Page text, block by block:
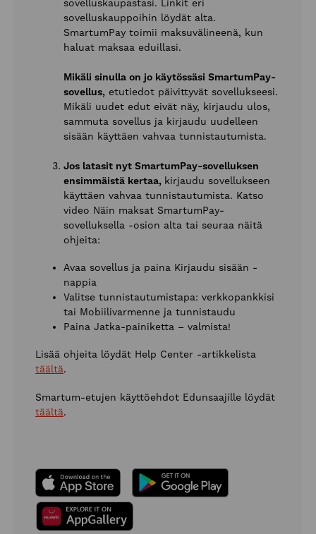
sovelluskaupastasi. Linkit eri
sovelluskauppoihin löydät alta.
SmartumPay toimii maksuvälineenä, kun
haluat maksaa eduillasi.
Mikäli sinulla on jo käytössäsi SmartumPay-
sovellus, etutiedot päivittyvät sovellukseesi.
Mikäli uudet edut eivät näy, kirjaudu ulos,
sammuta sovellus ja kirjaudu uudelleen
sisään käyttäen vahvaa tunnistautumista.
Jos latasit nyt SmartumPay-sovelluksen
ensimmäistä kertaa, kirjaudu sovellukseen
käyttäen vahvaa tunnistautumista. Katso
video Näin maksat SmartumPay-
sovelluksella -osion alta tai seuraa näitä
ohjeita:
Avaa sovellus ja paina Kirjaudu sisään -
nappia
Valitse tunnistautumistapa: verkkopankkisi
tai Mobiilivarmenne ja tunnistaudu
Paina Jatka-painiketta – valmista!
Lisää ohjeita löydät Help Center -artikkelista
täältä.
Smartum-etujen käyttöehdot Edunsaajille löydät
täältä.